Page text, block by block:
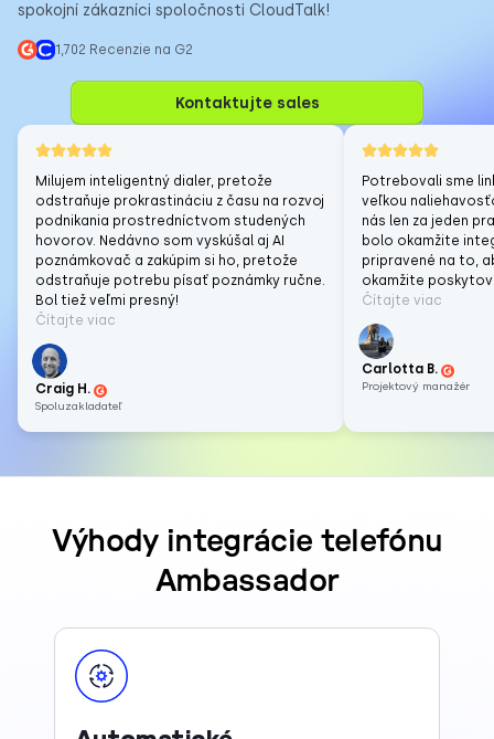
spokojní zákazníci spoločnosti CloudTalk!
1,702 Recenzie na G2
Kontaktujte sales
Milujem inteligentný dialer, pretože
odstraňuje prokrastináciu z času na rozvoj
podnikania prostredníctvom studených
hovorov. Nedávno som vyskúšal aj AI
poznámkovač a zakúpim si ho, pretože
odstraňuje potrebu písať poznámky ručne.
Bol tiež veľmi presný!
Čítajte viac
Craig H.
Spoluzakladateľ
Potrebovali sme
veľkou
nás len za jeden
bolo okamžite
pripravené na to,
okamžite
Čítajte viac
Carlotta B.
Projektový manažér
Výhody integrácie telefónu
Ambassador